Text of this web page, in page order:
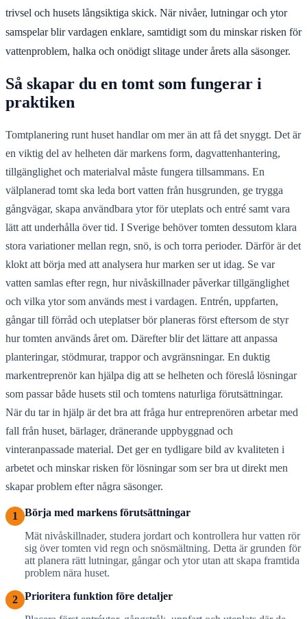
trivsel och husets långsiktiga skick. När nivåer, lutningar och ytor
samspelar blir vardagen enklare, samtidigt som du minskar risken för
vattenproblem, halka och onödigt slitage under årets alla säsonger.
Så skapar du en tomt som fungerar i
praktiken
Tomtplanering runt huset handlar om mer än att få det snyggt. Det är
en viktig del av helheten där markens form, dagvattenhantering,
tillgänglighet och materialval måste fungera tillsammans. En
välplanerad tomt ska leda bort vatten från husgrunden, ge trygga
gångvägar, skapa användbara ytor för uteplats och entré samt vara
lätt att underhålla över tid. I Sverige behöver tomten dessutom klara
stora variationer mellan regn, snö, is och torra perioder. Därför är det
klokt att börja med att analysera hur marken ser ut idag. Se var
vatten samlas efter regn, hur nivåskillnader påverkar tillgänglighet
och vilka ytor som används mest i vardagen. Entrén, uppfarten,
gångar till förråd och uteplatser bör planeras först eftersom de styr
hur tomten används året om. Därefter blir det lättare att anpassa
planteringar, stödmurar, trappor och avgränsningar. En duktig
markentreprenör kan hjälpa dig att se helheten och föreslå lösningar
som passar både husets stil och tomtens naturliga förutsättningar.
När du tar in hjälp är det bra att fråga hur entreprenören arbetar med
fall från huset, bärlager, dränerande uppbyggnad och
vinteranpassade material. Det ger en tydligare bild av kvaliteten i
arbetet och minskar risken för lösningar som ser bra ut direkt men
skapar problem efter några säsonger.
1
Börja med markens förutsättningar
Mät nivåskillnader, studera jordart och kontrollera hur vatten rör
sig över tomten vid regn och snösmältning. Detta är grunden för
att planera rätt lutningar, gångar och ytor utan att skapa framtida
problem nära huset.
2 Prioritera funktion före detaljer